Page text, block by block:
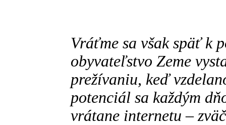
Vráťme sa však späť k
obyvateľstvo Zeme
prežívaniu, keď
potenciál sa každým
vrátane internetu –